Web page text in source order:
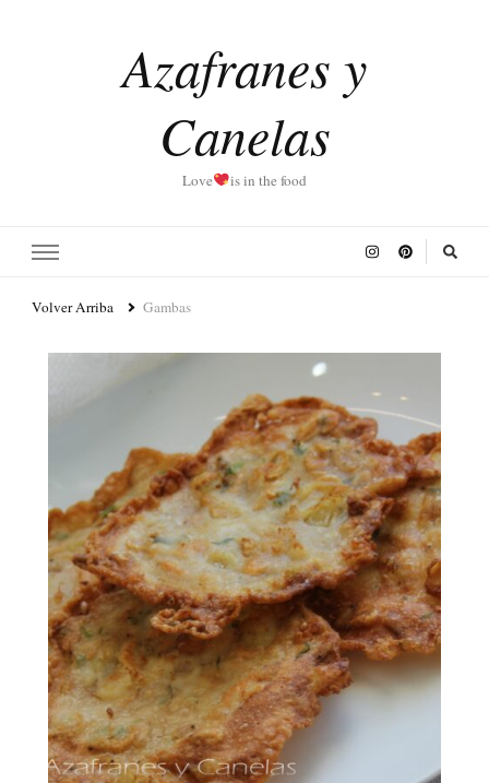
Azafranes y
Canelas
Love is in the food
Volver Arriba Gambas